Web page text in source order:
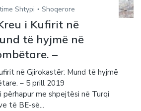
Shtypi Shoqerore
i Kufirit në
të hyjmë në
–
në Gjirokastër: Mund të hyjmë
– 5 prill 2019
përhapur me shpejtësi në Turqi
të BE-së...